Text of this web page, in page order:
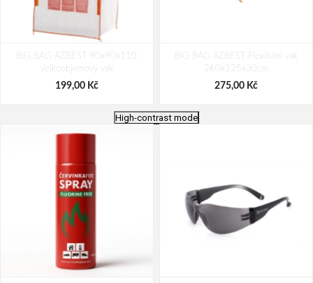
BIG BAG AZBEST 90x90x110
Velkoobjemový vak
199,00 Kč
BIG BAG AZBEST Flexibilní vak
260x125x30cm
275,00 Kč
High-contrast mode